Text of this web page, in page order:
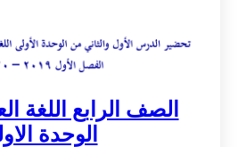
الصف الرابع اللغة
الوحدة